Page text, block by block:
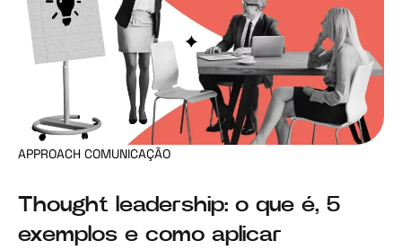
APPROACH COMUNICAÇÃO
Thought leadership: o que é, 5
exemplos e como aplicar